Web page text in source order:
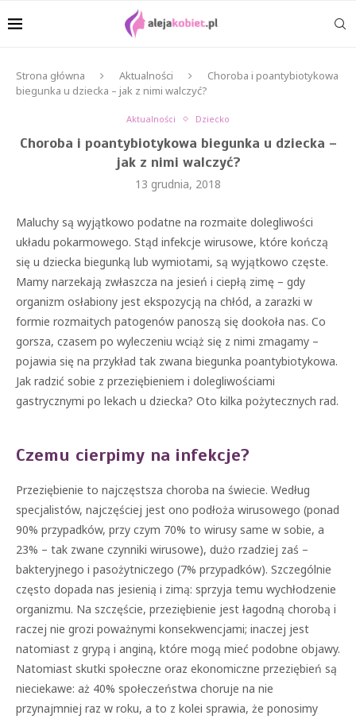
Strona główna Aktualności
Choroba i poantybiotykowa
biegunka u dziecka – jak z nimi walczyć?
Aktualności Dziecko
Choroba i poantybiotykowa biegunka u dziecka –
jak z nimi walczyć?
13 grudnia, 2018
Maluchy są wyjątkowo podatne na rozmaite dolegliwości
układu pokarmowego. Stąd infekcje wirusowe, które kończą
się u dziecka biegunką lub wymiotami, są wyjątkowo częste.
Mamy narzekają zwłaszcza na jesień i ciepłą zimę – gdy
organizm osłabiony jest ekspozycją na chłód, a zarazki w
formie rozmaitych patogenów panoszą się dookoła nas. Co
gorsza, czasem po wyleczeniu wciąż się z nimi zmagamy –
pojawia się na przykład tak zwana biegunka poantybiotykowa.
Jak radzić sobie z przeziębieniem i dolegliwościami
gastrycznymi po lekach u dziecka? Oto kilka pożytecznych rad.
Czemu cierpimy na infekcje?
Przeziębienie to najczęstsza choroba na świecie. Według
specjalistów, najczęściej jest ono podłoża wirusowego (ponad
90% przypadków, przy czym 70% to wirusy same w sobie, a
23% – tak zwane czynniki wirusowe), dużo rzadziej zaś –
bakteryjnego i pasożytniczego (7% przypadków). Szczególnie
często dopada nas jesienią i zimą: sprzyja temu wychłodzenie
organizmu. Na szczęście, przeziębienie jest łagodną chorobą i
raczej nie grozi poważnymi konsekwencjami; inaczej jest
natomiast z grypą i anginą, które mogą mieć podobne objawy.
Natomiast skutki społeczne oraz ekonomiczne przeziębień są
nieciekawe: aż 40% społeczeństwa choruje na nie
przynajmniej raz w roku, a to z kolei sprawia, że ponosimy